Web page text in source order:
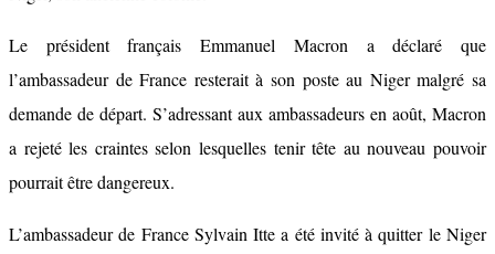
Le président français Emmanuel Macron a déclaré que
l’ambassadeur de France resterait à son poste au Niger malgré sa
demande de départ. S’adressant aux ambassadeurs en août, Macron
a rejeté les craintes selon lesquelles tenir tête au nouveau pouvoir
pourrait être dangereux.
L’ambassadeur de France Sylvain Itte a été invité à quitter le Niger